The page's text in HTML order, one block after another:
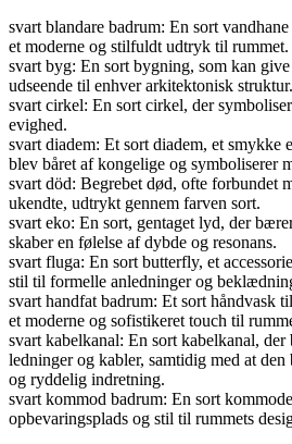
svart blandare badrum: En sort
et moderne og stilfuldt udtryk til rummet.
svart byg: En sort bygning, som kan
udseende til enhver arkitektonisk struktur.
svart cirkel: En sort cirkel, der
evighed.
svart diadem: Et sort diadem, et smykke
blev båret af kongelige og symboliserer
svart död: Begrebet død, ofte forbundet
ukendte, udtrykt gennem farven sort.
svart eko: En sort, gentaget lyd, der
skaber en følelse af dybde og resonans.
svart fluga: En sort butterfly, et
stil til formelle anledninger og
svart handfat badrum: Et sort håndvask
et moderne og sofistikeret touch til
svart kabelkanal: En sort kabelkanal, der
ledninger og kabler, samtidig med at
og ryddelig indretning.
svart kommod badrum: En sort
opbevaringsplads og stil til rummets